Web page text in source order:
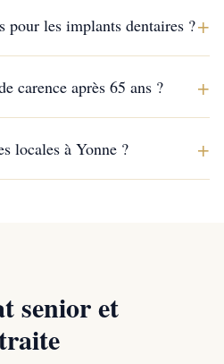
pour les implants dentaires ?+
carence après 65 ans ? +
locales à Yonne ? +
senior et